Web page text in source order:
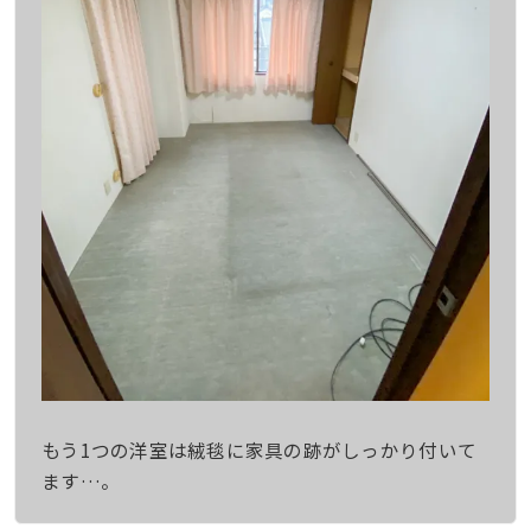
もう1つの洋室は絨毯に家具の跡がしっかり付いて
ます…。